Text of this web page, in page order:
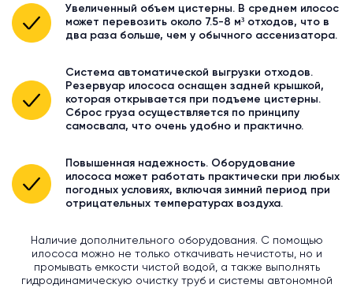
Увеличенный объем цистерны. В среднем илосос
может перевозить около 7.5-8 м³ отходов, что в
два раза больше, чем у обычного ассенизатора.
Система автоматической выгрузки отходов.
Резервуар илососа оснащен задней крышкой,
которая открывается при подъеме цистерны.
Сброс груза осуществляется по принципу
самосвала, что очень удобно и практично.
Повышенная надежность. Оборудование
илососа может работать практически при любых
погодных условиях, включая зимний период при
отрицательных температурах воздуха.
Наличие дополнительного оборудования. С помощью
илососа можно не только откачивать нечистоты, но и
промывать емкости чистой водой, а также выполнять
гидродинамическую очистку труб и системы автономной